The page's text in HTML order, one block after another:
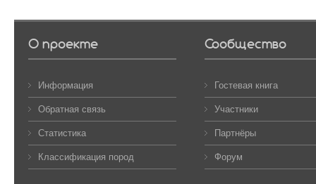
О проекте
Информация
Обратная связь
Статистика
Классификация пород
Сообщество
Гостевая книга
Участники
Партнёры
Форум